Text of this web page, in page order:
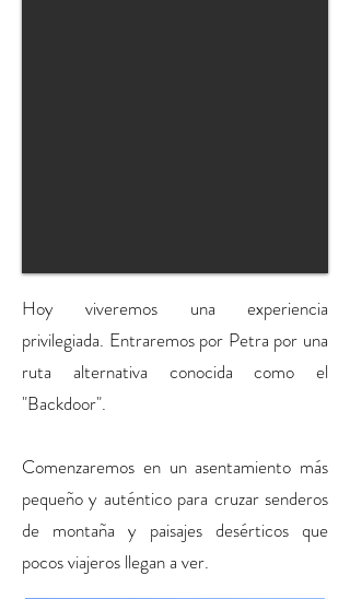
Hoy viveremos una experiencia
privilegiada. Entraremos por Petra por una
ruta alternativa conocida como el
"Backdoor".
Comenzaremos en un asentamiento más
pequeño y auténtico para cruzar senderos
de montaña y paisajes desérticos que
pocos viajeros llegan a ver.